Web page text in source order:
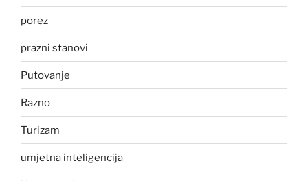
porez
prazni stanovi
Putovanje
Razno
Turizam
umjetna inteligencija